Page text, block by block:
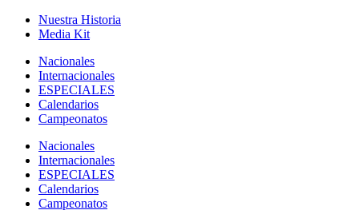
Nuestra Historia
Media Kit
Nacionales
Internacionales
ESPECIALES
Calendarios
Campeonatos
Nacionales
Internacionales
ESPECIALES
Calendarios
Campeonatos